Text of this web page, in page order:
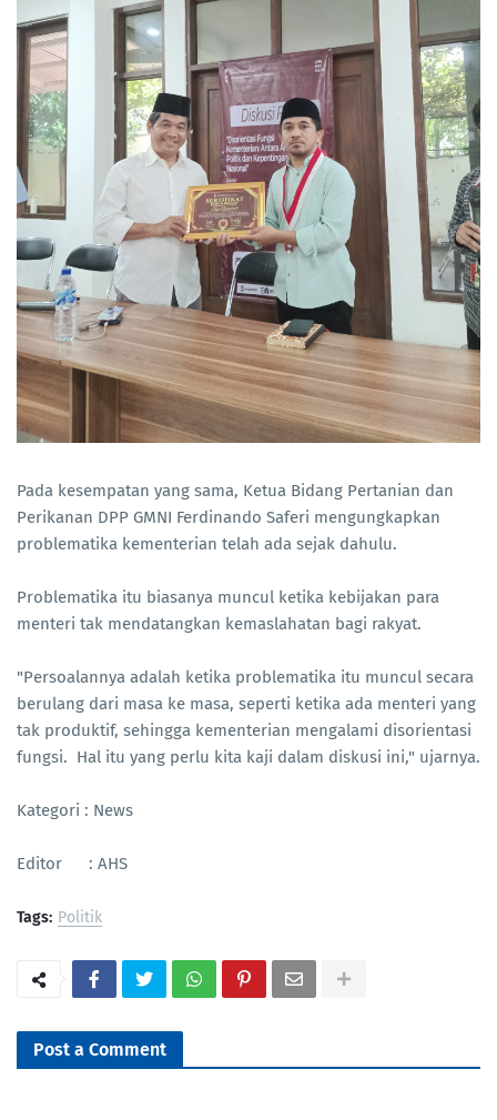
Pada kesempatan yang sama, Ketua Bidang Pertanian dan
Perikanan DPP GMNI Ferdinando Saferi mengungkapkan
problematika kementerian telah ada sejak dahulu.
Problematika itu biasanya muncul ketika kebijakan para
menteri tak mendatangkan kemaslahatan bagi rakyat.
"Persoalannya adalah ketika problematika itu muncul secara
berulang dari masa ke masa, seperti ketika ada menteri yang
tak produktif, sehingga kementerian mengalami disorientasi
fungsi. Hal itu yang perlu kita kaji dalam diskusi ini," ujarnya.
Kategori : News
Editor : AHS
Tags: Politik
Post a Comment